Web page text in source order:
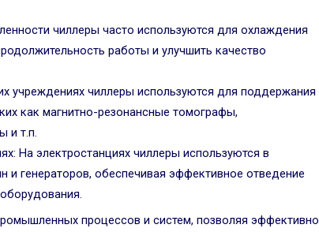
чиллеры часто используются для охлаждения
работы и улучшить качество
учреждениях чиллеры используются для поддержания
как магнитно-резонансные томографы,
и т.п.
На электростанциях чиллеры используются в
и генераторов, обеспечивая эффективное отведение
процессов и систем, позволяя эффективно